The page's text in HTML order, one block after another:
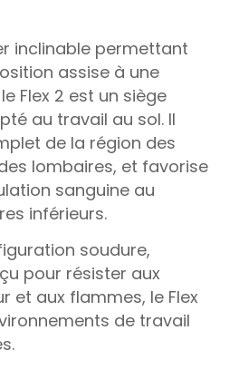
inclinable permettant
assise à une
Flex 2 est un siège
au travail au sol. Il
de la région des
lombaires, et favorise
sanguine au
inférieurs.
soudure,
pour résister aux
et aux flammes, le Flex
de travail